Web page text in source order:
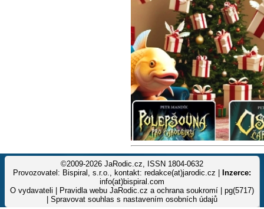
©2009-2026 JaRodic.cz, ISSN 1804-0632
Provozovatel: Bispiral, s.r.o., kontakt: redakce(at)jarodic.cz |
Inzerce:
info(at)bispiral.com
O vydavateli
Pravidla webu JaRodic.cz a ochrana soukromí | pg(5717)
Spravovat souhlas s nastavením osobních údajů